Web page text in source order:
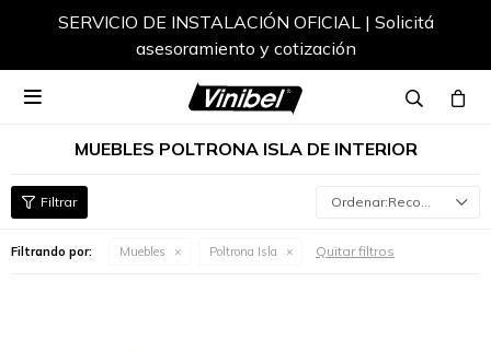
SERVICIO DE INSTALACIÓN OFICIAL | Solicitá
asesoramiento y cotización

MUEBLES POLTRONA ISLA DE INTERIOR
Recomendados
Filtrando por: Muebles Poltrona Isla Quitar filtros